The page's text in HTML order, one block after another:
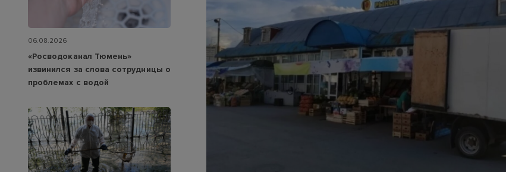
06.08.2026
«Росводоканал Тюмень»
извинился за слова сотрудницы о
проблемах с водой